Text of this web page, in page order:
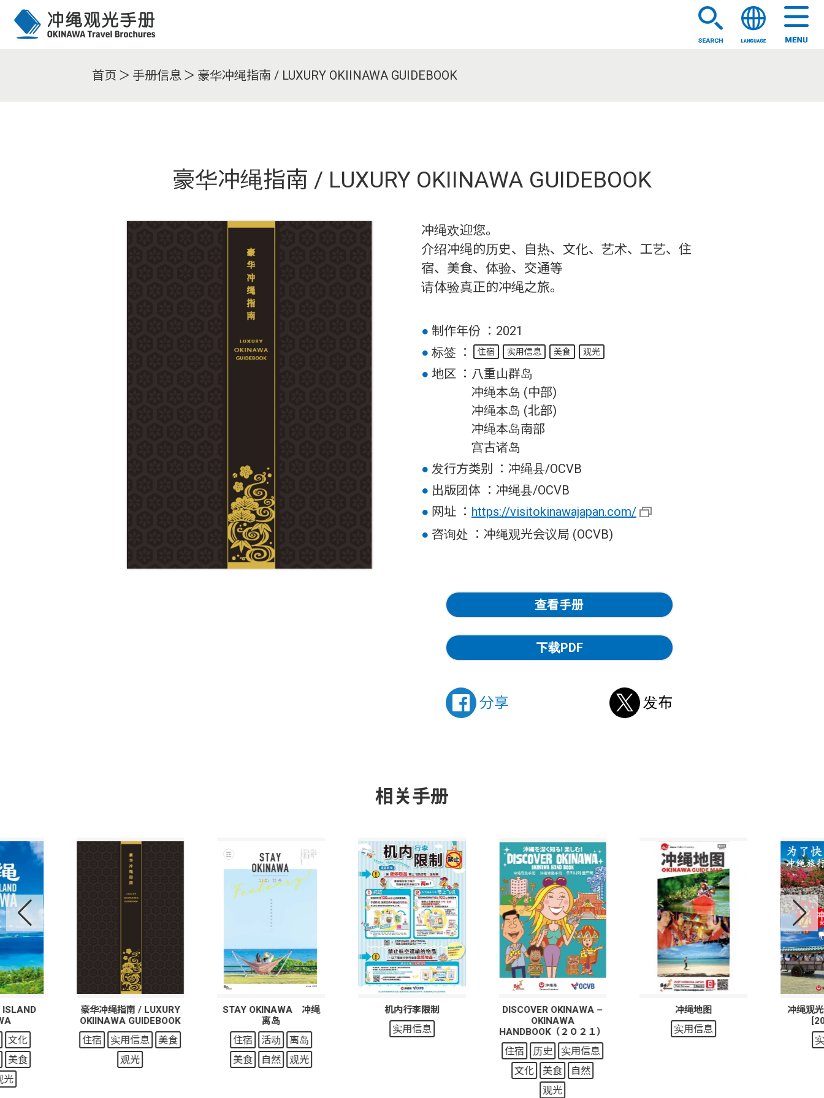
首页 手册信息 豪华冲绳指南 / LUXURY OKIINAWA GUIDEBOOK
豪华冲绳指南 / LUXURY OKIINAWA GUIDEBOOK
冲绳欢迎您。
介绍冲绳的历史、自热、文化、艺术、工艺、住
宿、美食、体验、交通等
请体验真正的冲绳之旅。
● 制作年份
2021
● 标签 住宿 实用信息 美食 观光
● 地区
八重山群岛
冲绳本岛 (中部)
冲绳本岛 (北部)
冲绳本岛南部
宫古诸岛
● 发行方类别
冲绳县/OCVB
● 出版团体
冲绳县/OCVB
● 网址
https://visitokinawajapan.com/
● 咨询处 冲绳观光会议局 (OCVB)
查看手册
下载PDF
分享 发布
相关手册
ISLAND
文化
美食
光
豪华冲绳指南 / LUXURY
OKIINAWA GUIDEBOOK
住宿 实用信息
美食
观光
STAY OKINAWA 冲绳
离岛
住宿 活动
离岛
美食
自然 观光
机内行李限制
实用信息
DISCOVER OKINAWA –
OKINAWA
HANDBOOK（２０２１）
住宿 历史
实用信息
文化
美食
自然
观光
冲绳地图
实用信息
冲绳观